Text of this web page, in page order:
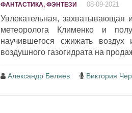
ФАНТАСТИКА, ФЭНТЕЗИ 08-09-2021
Увлекательная, захватывающая
метеоролога Клименко и
научившегося сжижать
воздушного газогидрата на
Александр Беляев Виктория